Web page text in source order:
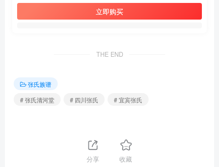
立即购买
THE END
张氏族谱
# 张氏清河堂
# 四川张氏 # 宜宾张氏
分享 收藏